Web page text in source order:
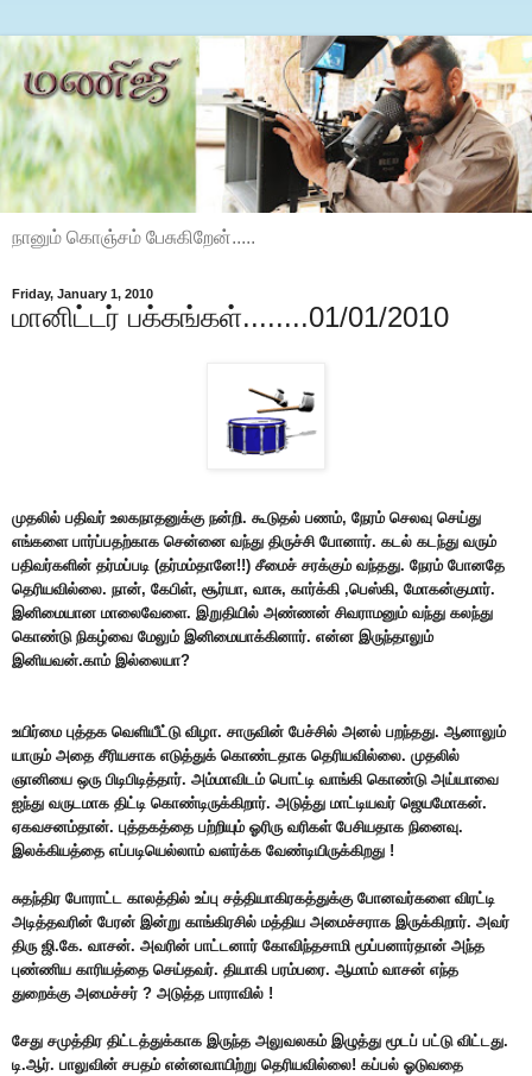
நானும் கொஞ்சம் பேசுகிறேன்.....
Friday, January 1, 2010
மானிட்டர் பக்கங்கள்........01/01/2010
முதலில் பதிவர் உலகநாதனுக்கு நன்றி. கூடுதல் பணம், நேரம் செலவு செய்து
எங்களை பார்ப்பதற்காக சென்னை வந்து திருச்சி போனார். கடல் கடந்து வரும்
பதிவர்களின் தர்மப்படி (தர்மம்தானே!!) சீமைச் சரக்கும் வந்தது. நேரம் போனதே
தெரியவில்லை. நான், கேபிள், சூர்யா, வாசு, கார்க்கி ,பெஸ்கி, மோகன்குமார்.
இனிமையான மாலைவேளை. இறுதியில் அண்ணன் சிவராமனும் வந்து கலந்து
கொண்டு நிகழ்வை மேலும் இனிமையாக்கினார். என்ன இருந்தாலும்
இனியவன்.காம் இல்லையா?
உயிர்மை புத்தக வெளியீட்டு விழா. சாருவின் பேச்சில் அனல் பறந்தது. ஆனாலும்
யாரும் அதை சீரியசாக எடுத்துக் கொண்டதாக தெரியவில்லை. முதலில்
ஞானியை ஒரு பிடிபிடித்தார். அம்மாவிடம் பொட்டி வாங்கி கொண்டு அய்யாவை
ஐந்து வருடமாக திட்டி கொண்டிருக்கிறார். அடுத்து மாட்டியவர் ஜெயமோகன்.
ஏகவசனம்தான். புத்தகத்தை பற்றியும் ஓரிரு வரிகள் பேசியதாக நினைவு.
இலக்கியத்தை எப்படியெல்லாம் வளர்க்க வேண்டியிருக்கிறது !
சுதந்திர போராட்ட காலத்தில் உப்பு சத்தியாகிரகத்துக்கு போனவர்களை விரட்டி
அடித்தவரின் பேரன் இன்று காங்கிரசில் மத்திய அமைச்சராக இருக்கிறார். அவர்
திரு ஜி.கே. வாசன். அவரின் பாட்டனார் கோவிந்தசாமி மூப்பனார்தான் அந்த
புண்ணிய காரியத்தை செய்தவர். தியாகி பரம்பரை. ஆமாம் வாசன் எந்த
துறைக்கு அமைச்சர் ? அடுத்த பாராவில் !
சேது சமுத்திர திட்டத்துக்காக இருந்த அலுவலகம் இழுத்து மூடப் பட்டு விட்டது.
டி.ஆர். பாலுவின் சபதம் என்னவாயிற்று தெரியவில்லை! கப்பல் ஓடுவதை